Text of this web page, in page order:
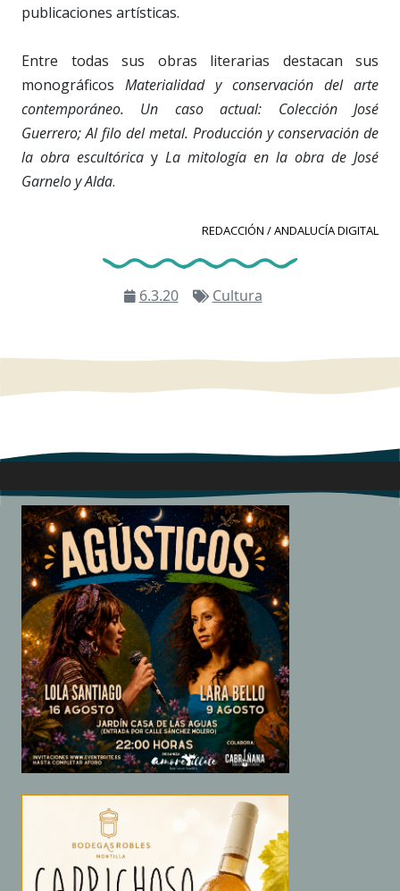
publicaciones artísticas.
Entre todas sus obras literarias destacan sus
monográficos Materialidad y conservación del arte
contemporáneo. Un caso actual: Colección José
Guerrero; Al filo del metal. Producción y conservación de
la obra escultórica y La mitología en la obra de José
Garnelo y Alda.
REDACCIÓN / ANDALUCÍA DIGITAL
6.3.20 Cultura